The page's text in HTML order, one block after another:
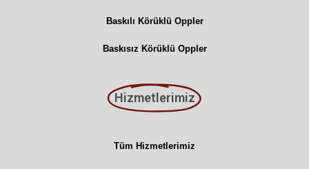
Baskılı Körüklü Oppler
Baskısız Körüklü Oppler
Hizmetlerimiz
Tüm Hizmetlerimiz